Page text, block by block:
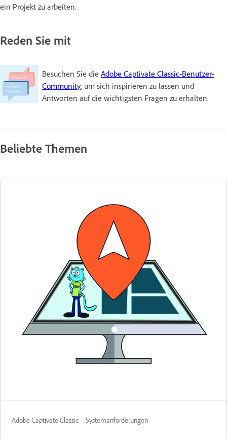
ein Projekt zu arbeiten.
Reden Sie mit
Besuchen Sie die Adobe Captivate Classic-Benutzer-
Community, um sich inspirieren zu lassen und
Antworten auf die wichtigsten Fragen zu erhalten.
Beliebte Themen
Adobe Captivate Classic – Systemanforderungen